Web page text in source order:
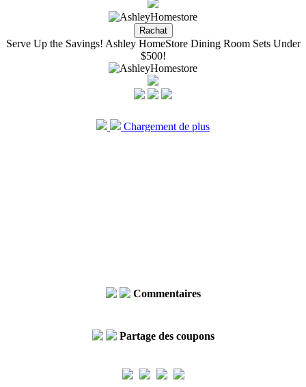
Serve Up the Savings! Ashley HomeStore Dining Room Sets Under
$500!
Chargement de plus
Commentaires
Partage des coupons